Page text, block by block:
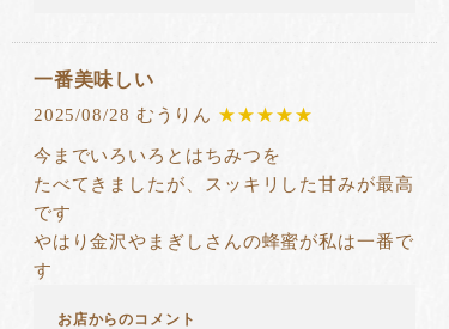
一番美味しい
2025/08/28 むうりん ★★★★★
今までいろいろとはちみつを
たべてきましたが、スッキリした甘みが最高
です
やはり金沢やまぎしさんの蜂蜜が私は一番で
す
お店からのコメント